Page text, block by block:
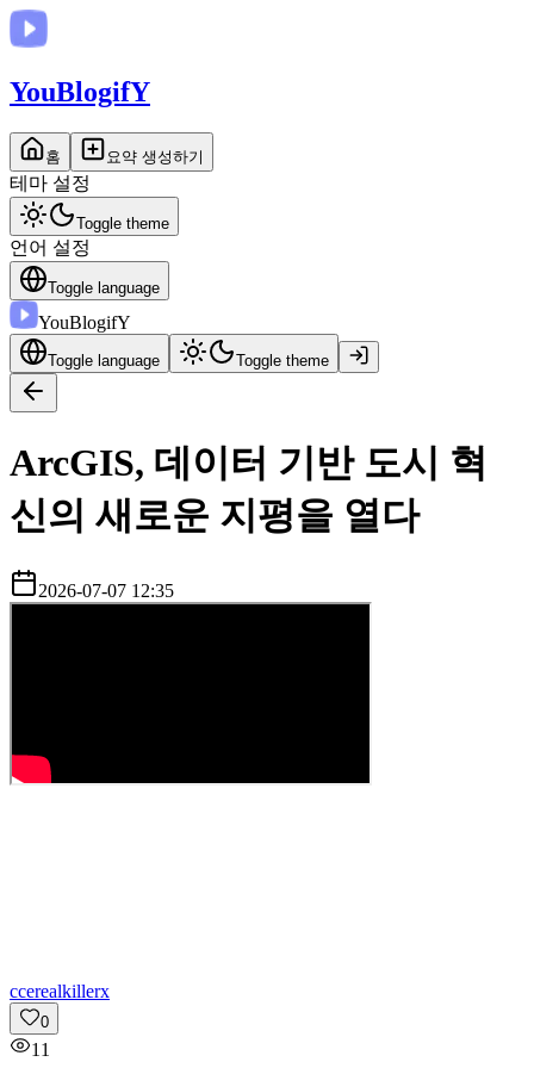
YouBlogifY
홈 요약 생성하기
테마 설정
Toggle theme
언어 설정
Toggle language
YouBlogifY
Toggle language Toggle theme
ArcGIS, 데이터 기반 도시 혁
신의 새로운 지평을 열다
2026-07-07 12:35
ccerealkillerx
0
11